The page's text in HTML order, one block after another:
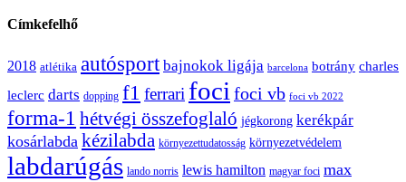
Címkefelhő
2018 atlétika autósport bajnokok ligája barcelona botrány charles
leclerc darts dopping f1 ferrari foci foci vb foci vb 2022
forma-1 hétvégi összefoglaló jégkorong kerékpár
kosárlabda kézilabda környezettudatosság környezetvédelem
labdarúgás lando norris lewis hamilton magyar foci max